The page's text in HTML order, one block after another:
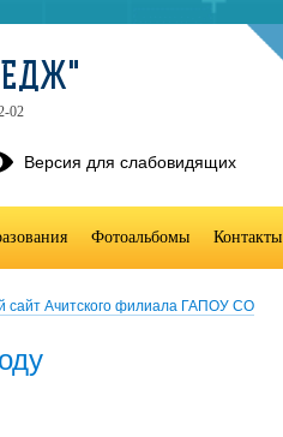
сайт Ачитского филиала ГАПОУ СО
02
Версия для слабовидящих
Фотоальбомы Контакты